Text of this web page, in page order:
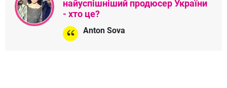
В статті:Анастасія Цимбалару
зробила нову заяву про особисте
життя